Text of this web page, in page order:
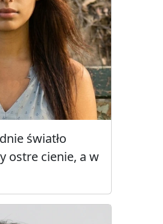
światło
ostre cienie, a w